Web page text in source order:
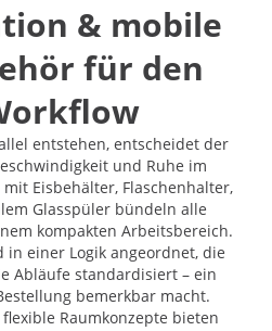
& mobile
für den
entstehen, entscheidet der
und Ruhe im
Eisbehälter, Flaschenhalter,
Glasspüler bündeln alle
kompakten Arbeitsbereich.
in einer Logik angeordnet, die
Abläufe standardisiert – ein
bemerkbar macht.
Raumkonzepte bieten